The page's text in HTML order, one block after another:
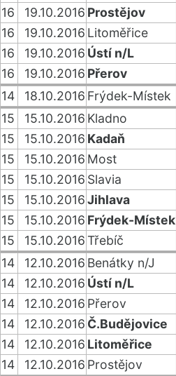
16
19.10.2016 Prostějov
16
19.10.2016 Litoměřice
16
19.10.2016 Ústí n/L
16
19.10.2016 Přerov
14
18.10.2016 Frýdek-Místek
15
15.10.2016 Kladno
15
15.10.2016 Kadaň
15
15.10.2016 Most
15
15.10.2016 Slavia
15
15.10.2016Jihlava
15
15.10.2016 Frýdek-Místek
15
15.10.2016Třebíč
14
12.10.2016 Benátky n/J
14
12.10.2016 Ústí n/L
14
12.10.2016 Přerov
14
12.10.2016 Č.Budějovice
14
12.10.2016 Litoměřice
14
12.10.2016 Prostějov